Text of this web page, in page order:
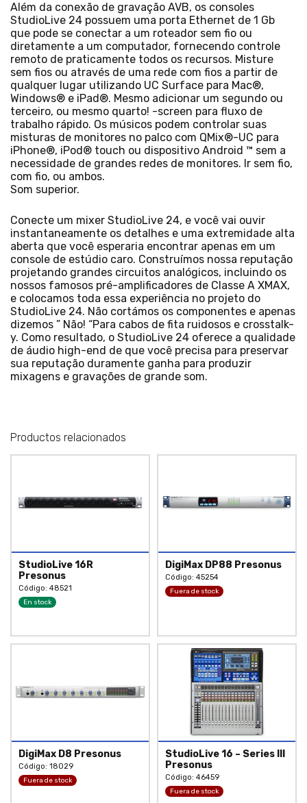
Além da conexão de gravação AVB, os consoles
StudioLive 24 possuem uma porta Ethernet de 1 Gb
que pode se conectar a um roteador sem fio ou
diretamente a um computador, fornecendo controle
remoto de praticamente todos os recursos. Misture
sem fios ou através de uma rede com fios a partir de
qualquer lugar utilizando UC Surface para Mac®,
Windows® e iPad®. Mesmo adicionar um segundo ou
terceiro, ou mesmo quarto! -screen para fluxo de
trabalho rápido. Os músicos podem controlar suas
misturas de monitores no palco com QMix®-UC para
iPhone®, iPod® touch ou dispositivo Android ™ sem a
necessidade de grandes redes de monitores. Ir sem fio,
com fio, ou ambos.
Som superior.
Conecte um mixer StudioLive 24, e você vai ouvir
instantaneamente os detalhes e uma extremidade alta
aberta que você esperaria encontrar apenas em um
console de estúdio caro. Construímos nossa reputação
projetando grandes circuitos analógicos, incluindo os
nossos famosos pré-amplificadores de Classe A XMAX,
e colocamos toda essa experiência no projeto do
StudioLive 24. Não cortámos os componentes e apenas
dizemos ” Não! “Para cabos de fita ruidosos e crosstalk-
y. Como resultado, o StudioLive 24 oferece a qualidade
de áudio high-end de que você precisa para preservar
sua reputação duramente ganha para produzir
mixagens e gravações de grande som.
Productos relacionados
StudioLive 16R
Presonus
Código: 48521
En stock
DigiMax DP88 Presonus
Código: 45254
Fuera de stock
DigiMax D8 Presonus
Código: 18029
Fuera de stock
StudioLive 16 – Series III
Presonus
Código: 46459
Fuera de stock